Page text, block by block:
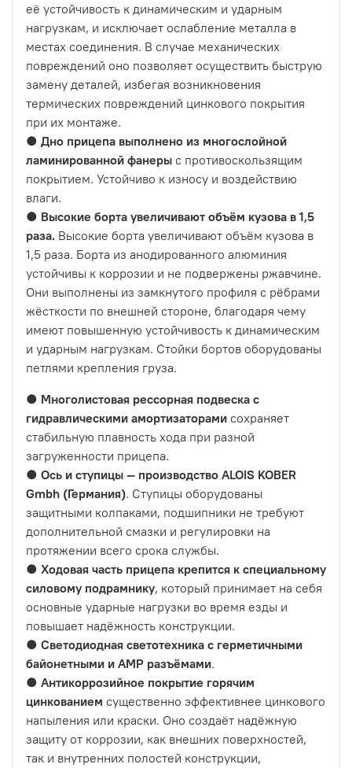
её устойчивость к динамическим и ударным
нагрузкам, и исключает ослабление металла в
местах соединения. В случае механических
повреждений оно позволяет осуществить быструю
замену деталей, избегая возникновения
термических повреждений цинкового покрытия
при их монтаже.
● Дно прицепа выполнено из многослойной
ламинированной фанеры с противоскользящим
покрытием. Устойчиво к износу и воздействию
влаги.
● Высокие борта увеличивают объём кузова в 1,5
раза. Высокие борта увеличивают объём кузова в
1,5 раза. Борта из анодированного алюминия
устойчивы к коррозии и не подвержены ржавчине.
Они выполнены из замкнутого профиля с рёбрами
жёсткости по внешней стороне, благодаря чему
имеют повышенную устойчивость к динамическим
и ударным нагрузкам. Стойки бортов оборудованы
петлями крепления груза.
● Многолистовая рессорная подвеска с
гидравлическими амортизаторами сохраняет
стабильную плавность хода при разной
загруженности прицепа.
● Ось и ступицы — производство ALOIS KOBER
Gmbh (Германия). Ступицы оборудованы
защитными колпаками, подшипники не требуют
дополнительной смазки и регулировки на
протяжении всего срока службы.
● Ходовая часть прицепа крепится к специальному
силовому подрамнику, который принимает на себя
основные ударные нагрузки во время езды и
повышает надёжность конструкции.
● Светодиодная светотехника с герметичными
байонетными и AMP разъёмами.
● Антикоррозийное покрытие горячим
цинкованием существенно эффективнее цинкового
напыления или краски. Оно создаёт надёжную
защиту от коррозии, как внешних поверхностей,
так и внутренних полостей конструкции,